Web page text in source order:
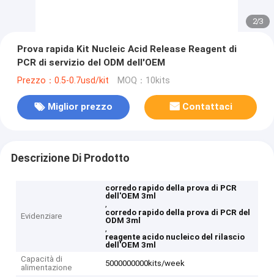
3/3
Prova rapida Kit Nucleic Acid Release Reagent di
PCR di servizio del ODM dell'OEM
Prezzo：0.5-0.7usd/kit MOQ：10kits
Miglior prezzo Contattaci
Descrizione Di Prodotto
Evidenziare
corredo rapido della prova di PCR
dell'OEM 3ml
,
corredo rapido della prova di PCR del
ODM 3ml
,
reagente acido nucleico del rilascio
dell'OEM 3ml
Capacità di
alimentazione
5000000000kits/week